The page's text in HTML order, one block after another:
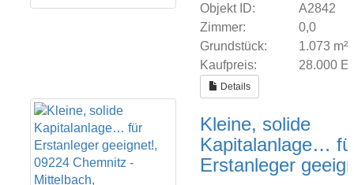
Objekt ID:
A2842
Zimmer:
0,0
Grundstück:
1.073 m²
Kaufpreis:
28.000
Details
Kleine, solide
Kapitalanlage…
Erstanleger